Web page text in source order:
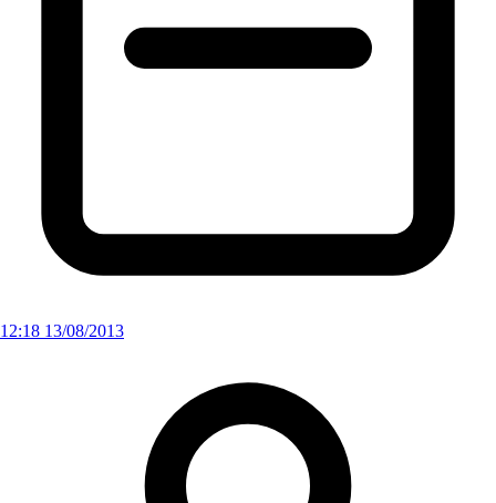
12:18 13/08/2013